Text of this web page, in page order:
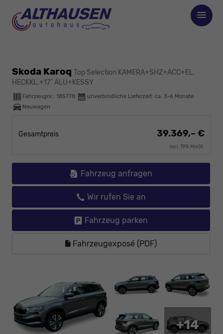
Skoda Karoq Top Selection KAMERA+SHZ+ACC+EL.
HECKKL.+17" ALU+KESSY
Fahrzeugnr.: 185778
unverbindliche Lieferzeit: ca. 3-6 Monate
Neuwagen
Gesamtpreis 39.369,– €
incl. 19% MwSt.
Fahrzeug anfragen
Wir rufen Sie an
Fahrzeug parken
Fahrzeugexposé (PDF)
+14